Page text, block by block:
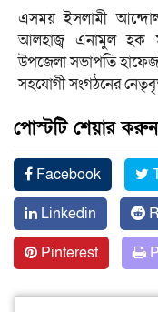
এসময় ইসলামী
আলহাজ্ব এনামুল হক
উপজেলা সভাপতি
সহযোগী সংগঠনের
পোস্টটি শেয়ার করুন
Facebook
Linkedin
Pinterest